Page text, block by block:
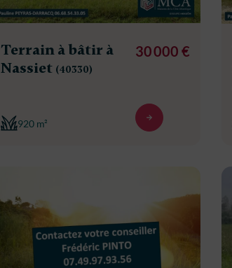
Terrain à bâtir à
Nassiet (40330)
920 m²
30 000 €